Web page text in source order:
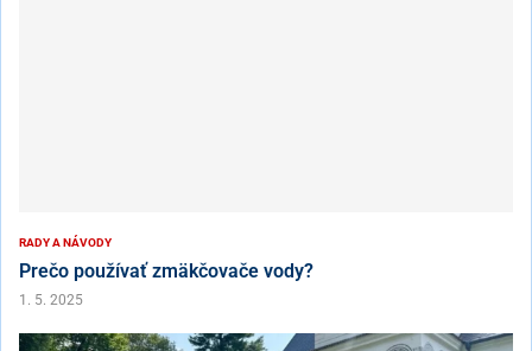
RADY A NÁVODY
Prečo používať zmäkčovače vody?
1. 5. 2025